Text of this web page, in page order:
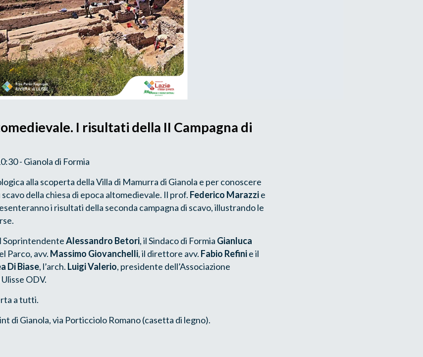
I risultati della II Campagna di
- Gianola di Formia
alla scoperta della Villa di Mamurra di Gianola e per conoscere
della chiesa di epoca altomedievale. Il prof. Federico Marazzie
i risultati della seconda campagna di scavo, illustrando le
SoprintendenteAlessandro Betori, il Sindaco di Formia Gianluca
Parco, avv. Massimo Giovanchelli, il direttore avv. Fabio Refinie il
Di Biase, l’arch. Luigi Valerio, presidente dell’Associazione
ODV.
a tutti.
di Gianola, via Porticciolo Romano (casetta di legno).